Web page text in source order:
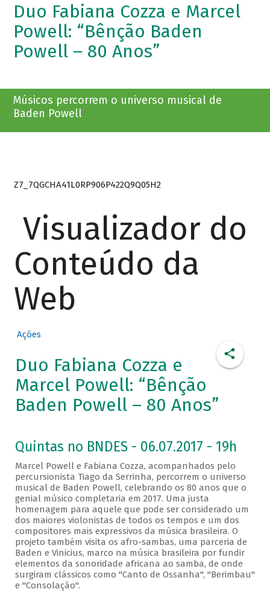
Duo Fabiana Cozza e Marcel
Powell: “Bênção Baden
Powell – 80 Anos”
Músicos percorrem o universo musical de
Baden Powell
Z7_7QGCHA41L0RP906P422Q9Q05H2
Visualizador do
Conteúdo da
Web
Ações
Duo Fabiana Cozza e
Marcel Powell: “Bênção
Baden Powell – 80 Anos”
Quintas no BNDES - 06.07.2017 - 19h
Marcel Powell e Fabiana Cozza, acompanhados pelo
percursionista Tiago da Serrinha, percorrem o universo
musical de Baden Powell, celebrando os 80 anos que o
genial músico completaria em 2017. Uma justa
homenagem para aquele que pode ser considerado um
dos maiores violonistas de todos os tempos e um dos
compositores mais expressivos da música brasileira. O
projeto também visita os afro-sambas, uma parceria de
Baden e Vinicius, marco na música brasileira por fundir
elementos da sonoridade africana ao samba, de onde
surgiram clássicos como "Canto de Ossanha'', ''Berimbau''
e ''Consolação''.